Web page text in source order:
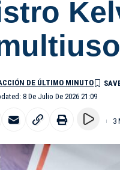
8 De Julio De 2026 21:09
DE ÚLTIMO MINUTO
3